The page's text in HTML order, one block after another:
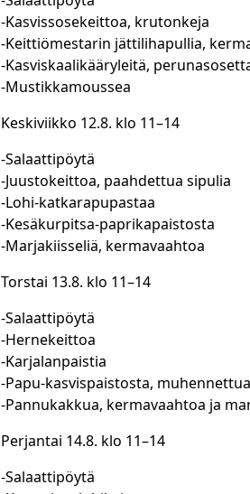
-Kasvissosekeittoa, krutonkeja
-Keittiömestarin jättilihapullia,
-Kasviskaalikääryleitä,
-Mustikkamoussea
Keskiviikko 12.8. klo 11–14
-Salaattipöytä
-Juustokeittoa, paahdettua sipulia
-Lohi-katkarapupastaa
-Kesäkurpitsa-paprikapaistosta
-Marjakiisseliä, kermavaahtoa
Torstai 13.8. klo 11–14
-Salaattipöytä
-Hernekeittoa
-Karjalanpaistia
-Papu-kasvispaistosta,
-Pannukakkua, kermavaahtoa ja
Perjantai 14.8. klo 11–14
-Salaattipöytä